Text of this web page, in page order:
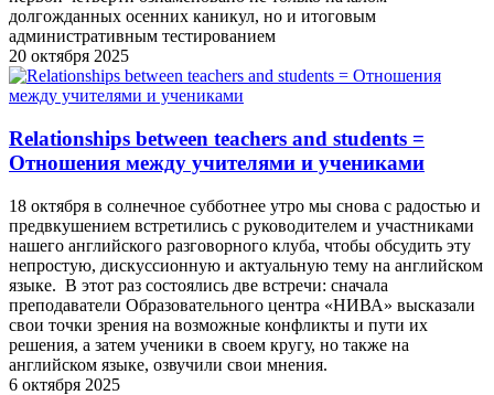
долгожданных осенних каникул, но и итоговым
административным тестированием
20 октября 2025
Relationships between teachers and students =
Отношения между учителями и учениками
18 октября в солнечное субботнее утро мы снова с радостью и
предвкушением встретились с руководителем и участниками
нашего английского разговорного клуба, чтобы обсудить эту
непростую, дискуссионную и актуальную тему на английском
языке. В этот раз состоялись две встречи: сначала
преподаватели Образовательного центра «НИВА» высказали
свои точки зрения на возможные конфликты и пути их
решения, а затем ученики в своем кругу, но также на
английском языке, озвучили свои мнения.
6 октября 2025